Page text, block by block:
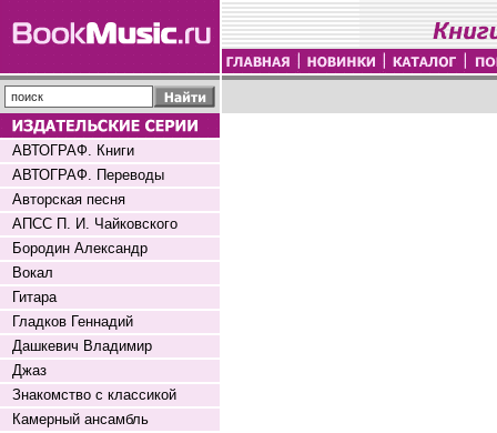
АВТОГРАФ. Книги
АВТОГРАФ. Переводы
Авторская песня
АПСС П. И. Чайковского
Бородин Александр
Вокал
Гитара
Гладков Геннадий
Дашкевич Владимир
Джаз
Знакомство с классикой
Камерный ансамбль